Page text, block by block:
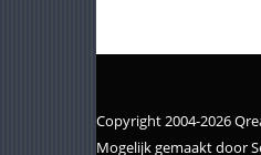
Copyright 2004-2026
Mogelijk gemaakt door